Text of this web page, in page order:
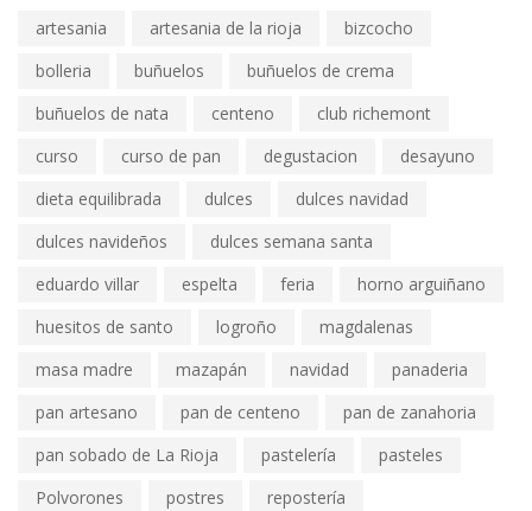
artesania artesania de la rioja
bizcocho
bolleria
buñuelos
buñuelos de crema
buñuelos de nata
centeno
club richemont
curso
curso de pan degustacion
desayuno
dieta equilibrada
dulces
dulces navidad
dulces navideños
dulces semana santa
eduardo villar
espelta feria
horno arguiñano
huesitos de santo
logroño
magdalenas
masa madre
mazapán navidad
panaderia
pan artesano
pan de centeno
pan de zanahoria
pan sobado de La Rioja
pastelería
pasteles
Polvorones
postres
repostería